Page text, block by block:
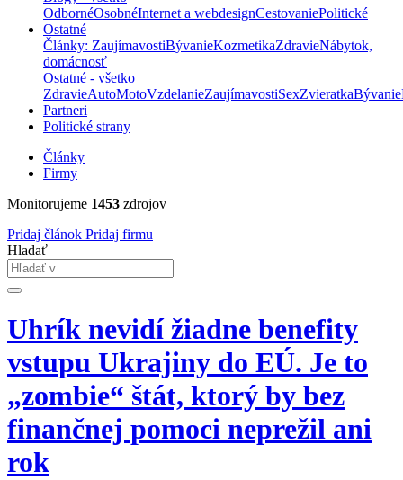
OdbornéOsobnéInternet a webdesignCestovaniePolitické
Ostatné
Články: ZaujímavostiBývanieKozmetikaZdravieNábytok,
domácnosť
Ostatné - všetko
ZdravieAutoMotoVzdelanieZaujímavostiSexZvieratkaBývanie
Partneri
Politické strany
Články
Firmy
Monitorujeme 1453 zdrojov
Pridaj článok Pridaj firmu
Hladať
Uhrík nevidí žiadne benefity
vstupu Ukrajiny do EÚ. Je to
„zombie“ štát, ktorý by bez
finančnej pomoci neprežil ani
rok